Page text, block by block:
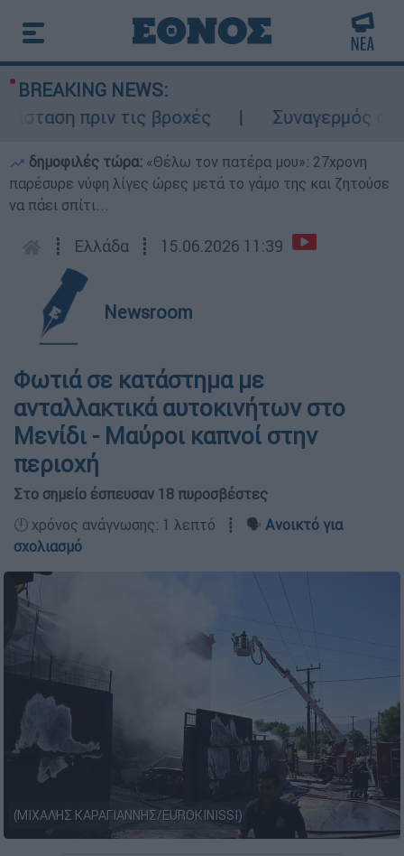
BREAKING NEWS:
πριν τις βροχές
Συναγερμός
δημοφιλές τώρα: «Θέλω τον πατέρα μου»: 27χρονη
παρέσυρε νύφη λίγες ώρες μετά το γάμο της και ζητούσε
να πάει σπίτι...
┋ Ελλάδα ┋ 15.06.2026 11:39
Newsroom
Φωτιά σε κατάστημα με
ανταλλακτικά αυτοκινήτων στο
Μενίδι - Μαύροι καπνοί στην
περιοχή
Στο σημείο έσπευσαν 18 πυροσβέστες
🕛 χρόνος ανάγνωσης: 1 λεπτό ┋ 🗣️ Ανοικτό για
σχολιασμό
(ΜΙΧΑΛΗΣ ΚΑΡΑΓΙΑΝΝΗΣ/EUROKINISSI)